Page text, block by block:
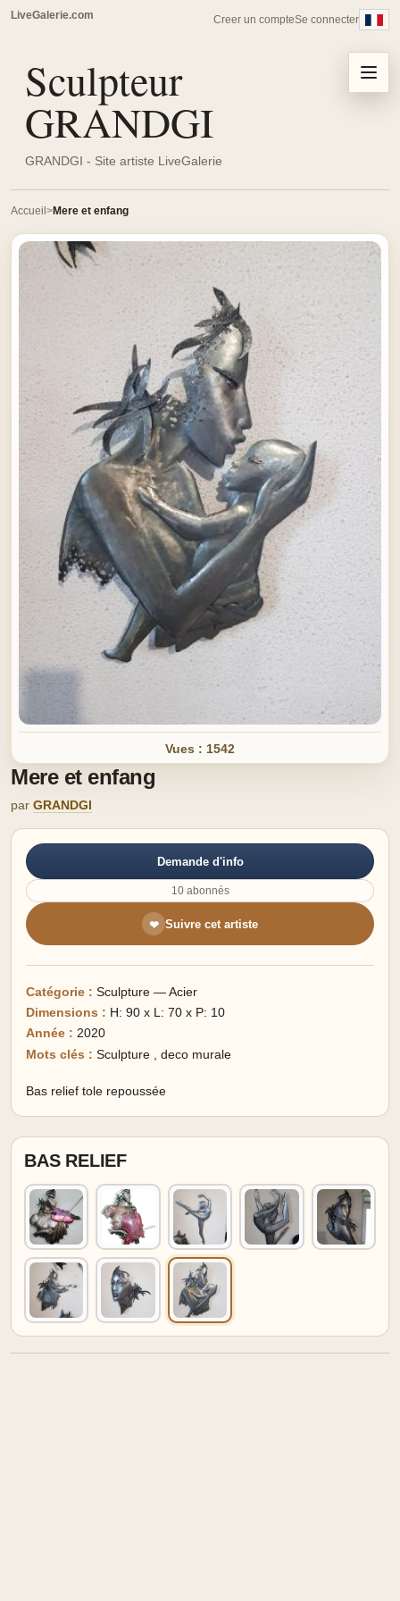
LiveGalerie.com Creer un compteSe connecter
Sculpteur
GRANDGI
GRANDGI - Site artiste LiveGalerie
Menu
Accueil Mere et enfang
Vues : 1542
Mere et enfang
par GRANDGI
Demande d'info
10 abonnés
❤ Suivre cet artiste
Catégorie : Sculpture — Acier
Dimensions : H: 90 x L: 70 x P: 10
Année : 2020
Mots clés : Sculpture , deco murale
Bas relief tole repoussée
BAS RELIEF